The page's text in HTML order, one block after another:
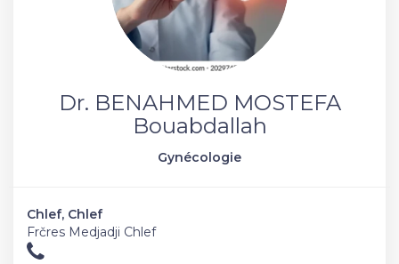
Dr. BENAHMED MOSTEFA
Bouabdallah
Gynécologie
Chlef, Chlef
Frčres Medjadji Chlef